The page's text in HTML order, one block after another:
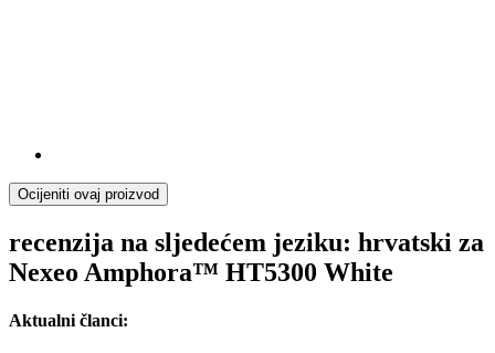
Ocijeniti ovaj proizvod
recenzija na sljedećem jeziku: hrvatski za
Nexeo Amphora™ HT5300 White
Aktualni članci: